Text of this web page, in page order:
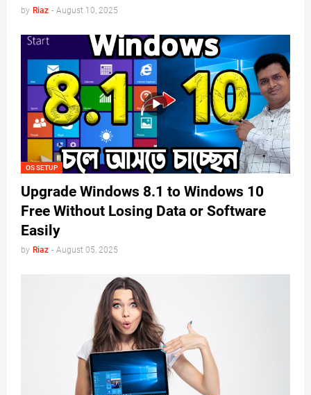
by Riaz - August 10, 2025
OS SETUP
Upgrade Windows 8.1 to Windows 10
Free Without Losing Data or Software
Easily
by Riaz - August 05, 2025